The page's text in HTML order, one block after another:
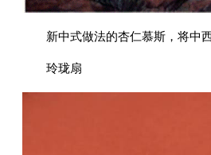
新中式做法的杏仁慕斯，将中西
玲珑扇